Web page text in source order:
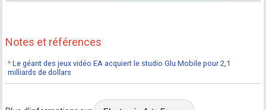
Notes et références
*Le géant des jeux vidéo EA acquiert le studio Glu Mobile pour 2,1
milliards de dollars